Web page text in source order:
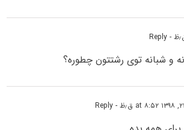
- Reply
و شبانه توی رشتتون چطوره؟
- Reply